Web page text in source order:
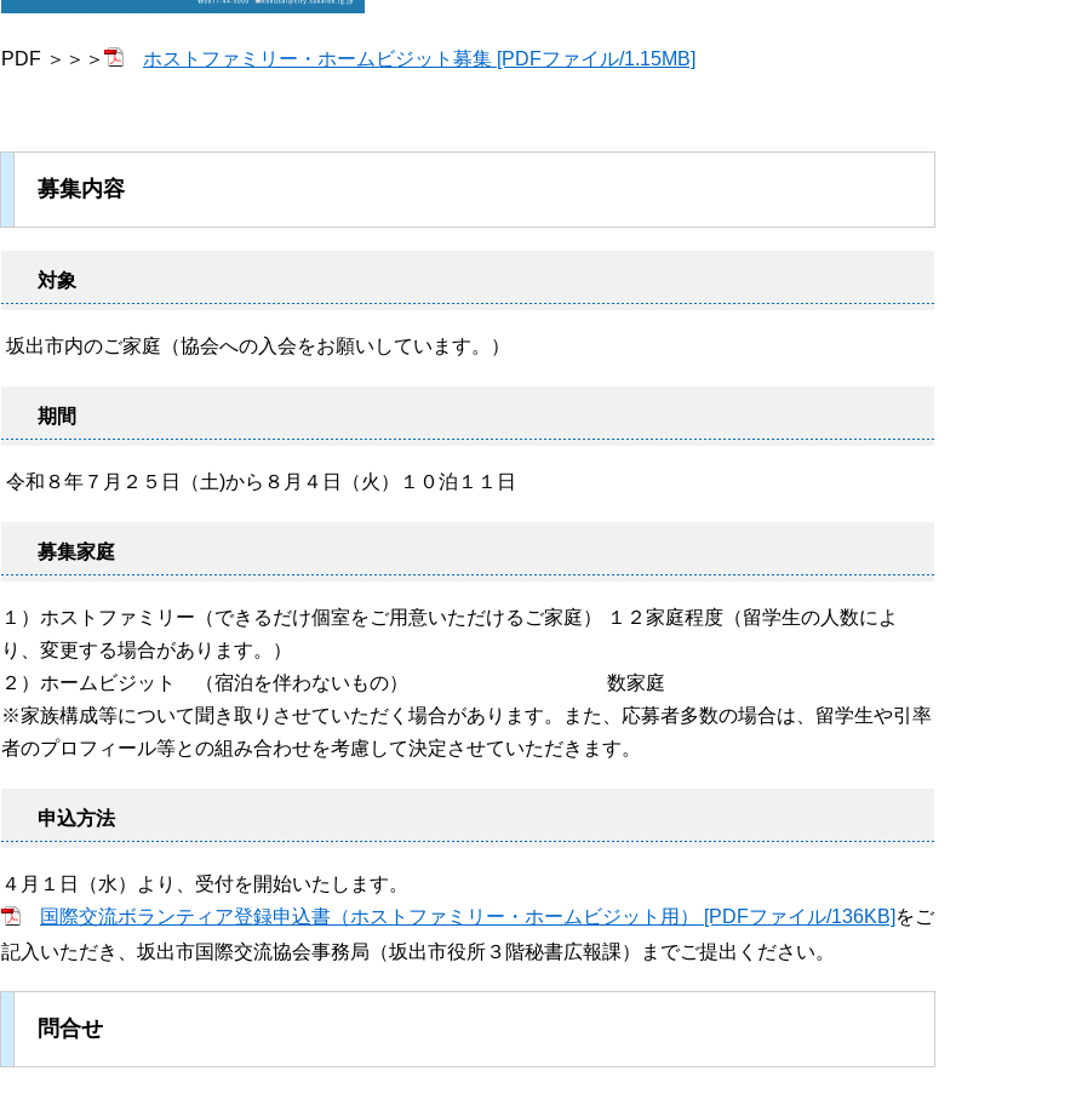
PDF ＞＞＞ ホストファミリー・ホームビジット募集 [PDFファイル/1.15MB]
募集内容
対象
坂出市内のご家庭（協会への入会をお願いしています。）
期間
令和８年７月２５日（土)から８月４日（火）１０泊１１日
募集家庭
１）ホストファミリー（できるだけ個室をご用意いただけるご家庭） １２家庭程度（留学生の人数によ
り、変更する場合があります。）
２）ホームビジット （宿泊を伴わないもの） 数家庭
※家族構成等について聞き取りさせていただく場合があります。また、応募者多数の場合は、留学生や引率
者のプロフィール等との組み合わせを考慮して決定させていただきます。
申込方法
４月１日（水）より、受付を開始いたします。
国際交流ボランティア登録申込書（ホストファミリー・ホームビジット用） [PDFファイル/136KB] をご
記入いただき、坂出市国際交流協会事務局（坂出市役所３階秘書広報課）までご提出ください。
問合せ